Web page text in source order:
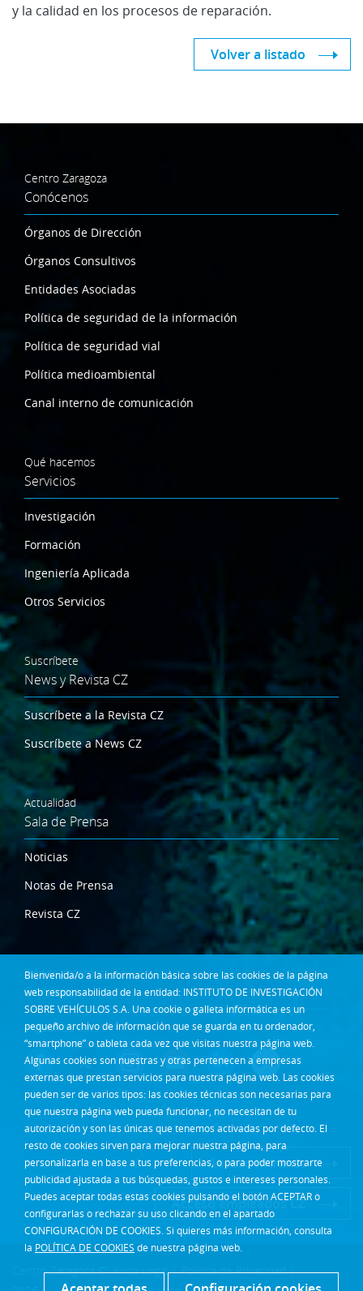
Bienvenida/o a la información básica sobre las cookies de la página
web responsabilidad de la entidad: INSTITUTO DE INVESTIGACIÓN
SOBRE VEHÍCULOS S.A. Una cookie o galleta informática es un
pequeño archivo de información que se guarda en tu ordenador,
“smartphone” o tableta cada vez que visitas nuestra página web.
Algunas cookies son nuestras y otras pertenecen a empresas
externas que prestan servicios para nuestra página web. Las cookies
pueden ser de varios tipos: las cookies técnicas son necesarias para
que nuestra página web pueda funcionar, no necesitan de tu
autorización y son las únicas que tenemos activadas por defecto. El
resto de cookies sirven para mejorar nuestra página, para
personalizarla en base a tus preferencias, o para poder mostrarte
publicidad ajustada a tus búsquedas, gustos e intereses personales.
Puedes aceptar todas estas cookies pulsando el botón ACEPTAR o
configurarlas o rechazar su uso clicando en el apartado
CONFIGURACIÓN DE COOKIES. Si quieres más información, consulta
la POLÍTICA DE COOKIES de nuestra página web.
y la calidad en los procesos de reparación.
Volver a listado
Centro Zaragoza
Conócenos
Órganos de Dirección
Órganos Consultivos
Entidades Asociadas
Política de seguridad de la información
Política de seguridad vial
Política medioambiental
Canal interno de comunicación
Qué hacemos
Servicios
Investigación
Formación
Ingeniería Aplicada
Otros Servicios
Suscríbete
News y Revista CZ
Suscríbete a la Revista CZ
Suscríbete a News CZ
Actualidad
Sala de Prensa
Noticias
Notas de Prensa
Revista CZ
Dónde estamos
Contacta
Síguenos en:
Acceso Intranet
Acceso empleados CZ
Centro Zaragoza © Aviso Legal |Política de Privacidad|